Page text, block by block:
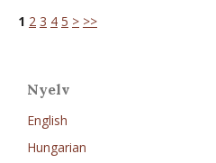
1 2 3 4 5 > >>
Nyelv
English
Hungarian